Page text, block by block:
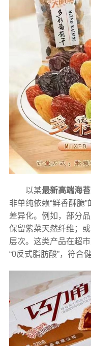
以某最新高端海
非单纯依赖“鲜香酥脆
差异化。例如，部分
保留紫菜天然纤维；
层次。这类产品在超
“0反式脂肪酸”，符合